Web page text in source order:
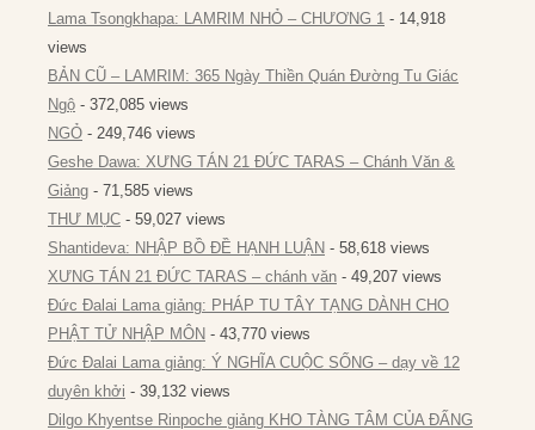
Lama Tsongkhapa: LAMRIM NHỎ – CHƯƠNG 1 - 14,918
views
BẢN CŨ – LAMRIM: 365 Ngày Thiền Quán Đường Tu Giác
Ngộ - 372,085 views
NGỎ - 249,746 views
Geshe Dawa: XƯNG TÁN 21 ĐỨC TARAS – Chánh Văn &
Giảng - 71,585 views
THƯ MỤC - 59,027 views
Shantideva: NHẬP BỒ ĐỀ HẠNH LUẬN - 58,618 views
XƯNG TÁN 21 ĐỨC TARAS – chánh văn - 49,207 views
Đức Đalai Lama giảng: PHÁP TU TÂY TẠNG DÀNH CHO
PHẬT TỬ NHẬP MÔN - 43,770 views
Đức Đalai Lama giảng: Ý NGHĨA CUỘC SỐNG – dạy về 12
duyên khởi - 39,132 views
Dilgo Khyentse Rinpoche giảng KHO TÀNG TÂM CỦA ĐẤNG